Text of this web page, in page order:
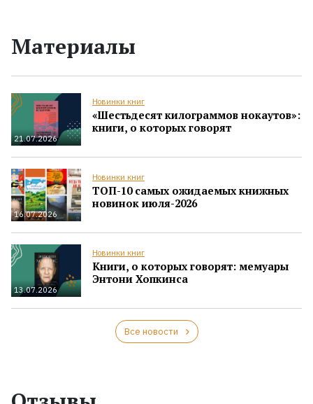
Материалы
21.07.2026
Новинки книг
«Шестьдесят килограммов нокаутов»:
книги, о которых говорят
16.07.2026
Новинки книг
ТОП-10 самых ожидаемых книжных
новинок июля-2026
13.07.2026
Новинки книг
Книги, о которых говорят: мемуары
Энтони Хопкинса
Все новости